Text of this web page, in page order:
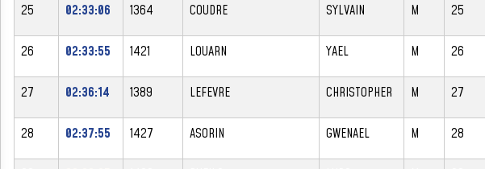
25 02:33:06 1364 COUDRE SYLVAIN M 25
26 02:33:55 1421 LOUARN YAEL M 26
27 02:36:14 1389 LEFEVRE CHRISTOPHER M 27
28 02:37:55 1427 ASORIN GWENAEL M 28